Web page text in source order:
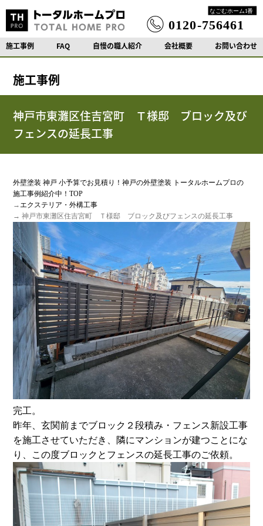
施工事例 FAQ 自慢の職人紹介 会社概要 お問い合わせ
施工事例
神戸市東灘区住吉宮町 Ｔ様邸 ブロック及び
フェンスの延長工事
外壁塗装 神戸 小予算でお見積り！神戸の外壁塗装 トータルホームプロの
施工事例紹介中！TOP
→エクステリア・外構工事
→ 神戸市東灘区住吉宮町 Ｔ様邸 ブロック及びフェンスの延長工事
完工。
昨年、玄関前までブロック２段積み・フェンス新設工事
を施工させていただき、隣にマンションが建つことにな
り、この度ブロックとフェンスの延長工事のご依頼。